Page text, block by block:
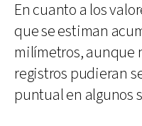
En cuanto a los
que se estiman
milímetros, aunque
registros pudieran
puntual en algunos